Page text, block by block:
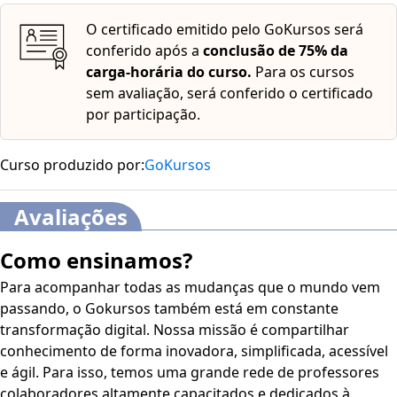
expressão “constitucionalização do direito privado” é
comumente utilizada pelo fato de importantes institutos
do direito privado como a propriedade, a família e o
contrato, terem, hoje, as suas vigas mestras assentadas na
constituição federal; · Estudar que a personalidade é
pressuposta para inserção e atuação da pessoa na ordem
jurídica; · Descobrir que a pessoa natural é o termo
utilizado para fazer referência ao ser humano, com todos
os predicados que integram sua individualidade; ·
Conhecer que a personalidade civil da pessoa começa do
nascimento com vida; mas a lei põe a salvo, desde a
absolutamente incapazes são os menores de dezesseis
anos, sendo estes incapazes de exercer os atos da vida
civil; · Conhecer que os relativamente incapazes são os
maiores de 16 anos e menores de 18 anos, ébrios
habituais, viciados tóxicos, pessoas que, por causa
transitória ou definitiva, não puderem exprimir sua
vontade e pródigos, que são aqueles que gastam de
O certificado emitido pelo GoKursos será
conferido após a conclusão de 75% da
carga-horária do curso. Para os cursos
sem avaliação, será conferido o certificado
por participação.
Curso produzido por:GoKursos
Avaliações
Como ensinamos?
Para acompanhar todas as mudanças que o mundo vem
passando, o Gokursos também está em constante
transformação digital. Nossa missão é compartilhar
conhecimento de forma inovadora, simplificada, acessível
e ágil. Para isso, temos uma grande rede de professores